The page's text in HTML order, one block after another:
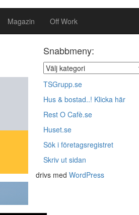
Magazin Off Work
Snabbmeny:
TSGrupp.se
Hus & bostad..! Klicka här
Rest O Cafè.se
Huset.se
Sök i företagsregistret
Skriv ut sidan
drivs med WordPress